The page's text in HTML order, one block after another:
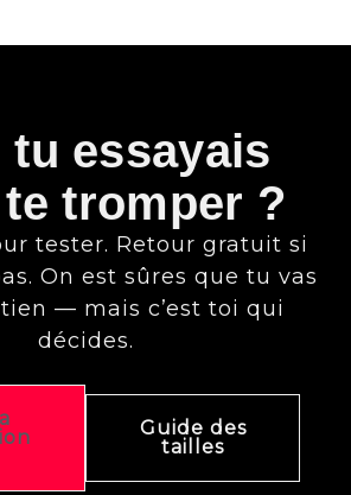
tu essayais
tromper ?
tester. Retour gratuit si
On est sûres que tu vas
— mais c’est toi qui
décides.
Guide des
tailles